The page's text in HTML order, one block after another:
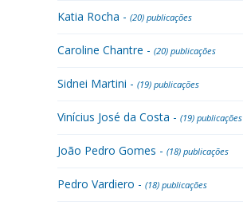
Katia Rocha - (20) publicações
Caroline Chantre - (20) publicações
Sidnei Martini - (19) publicações
Vinícius José da Costa - (19) publicações
João Pedro Gomes - (18) publicações
Pedro Vardiero - (18) publicações